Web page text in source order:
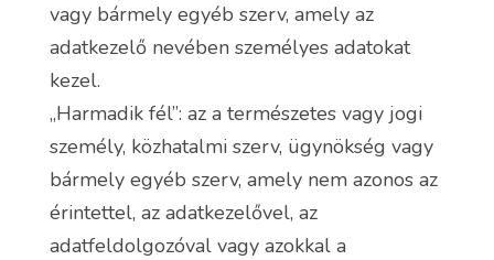
vagy bármely egyéb szerv, amely az
adatkezelő nevében személyes adatokat
kezel.
„Harmadik fél”: az a természetes vagy jogi
személy, közhatalmi szerv, ügynökség vagy
bármely egyéb szerv, amely nem azonos az
érintettel, az adatkezelővel, az
adatfeldolgozóval vagy azokkal a